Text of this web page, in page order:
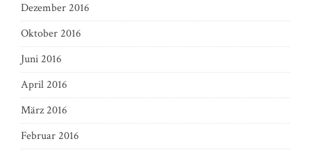
Dezember 2016
Oktober 2016
Juni 2016
April 2016
März 2016
Februar 2016